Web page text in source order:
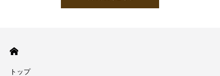
トップ